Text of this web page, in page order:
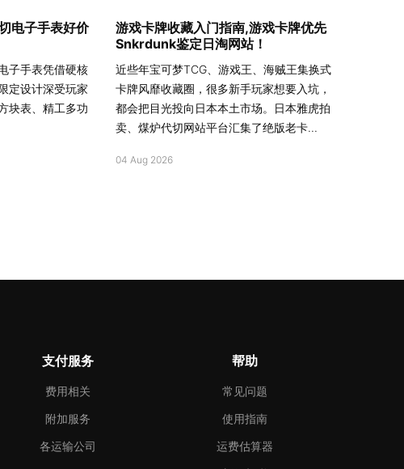
电子手表好价
子手表凭借硬核
定设计深受玩家
块表、精工多功
游戏卡牌收藏入门指南,游戏卡牌优先
Snkrdunk鉴定日淘网站！
近些年宝可梦TCG、游戏王、海贼王集换式
卡牌风靡收藏圈，很多新手玩家想要入坑，
都会把目光投向日本本土市场。日本雅虎拍
卖、煤炉代切网站平台汇集了绝版老卡...
04 Aug 2026
支付服务
费用相关
附加服务
各运输公司
帮助
常见问题
使用指南
运费估算器